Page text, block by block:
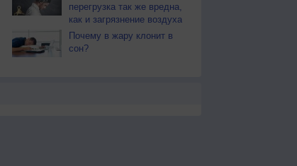
перегрузка так же вредна,
как и загрязнение воздуха
Почему в жару клонит в
сон?